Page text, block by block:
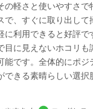
の軽さと使いやすさで
で、すぐに取り出して
に利用できると好評で
目に見えないホコリも
能です。全体的にポジ
できる素晴らしい選択